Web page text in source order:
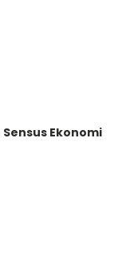
Ekonomi